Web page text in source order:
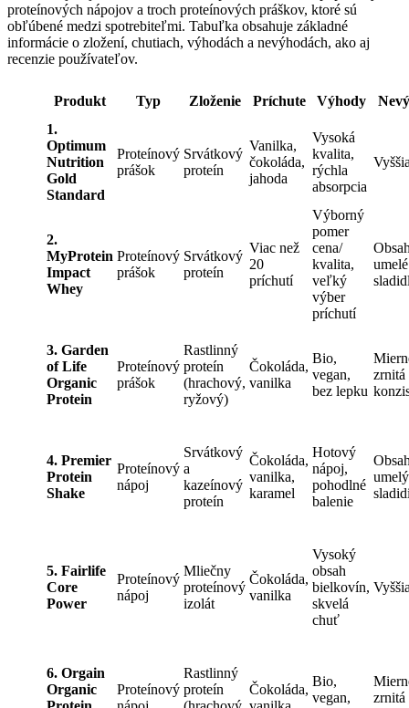
proteínových nápojov a troch proteínových práškov, ktoré sú
obľúbené medzi spotrebiteľmi. Tabuľka obsahuje základné
informácie o zložení, chutiach, výhodách a nevýhodách, ako aj
recenzie používateľov.
Produkt Typ Zloženie Príchute Výhody
1.
Optimum
Nutrition
Gold
Standard
Proteínový
prášok
Srvátkový
proteín
Vanilka,
čokoláda,
jahoda
Vysoká
kvalita,
rýchla
absorpcia
2.
MyProtein
Impact
Whey
Proteínový
prášok
Srvátkový
proteín
Viac než
20
príchutí
Výborný
pomer
cena/
kvalita,
veľký
výber
príchutí
umelé
3. Garden
of Life
Organic
Protein
Proteínový
prášok
Rastlinný
proteín
(hrachový,
ryžový)
Čokoláda,
vanilka
Bio,
vegan,
bez lepku
zrnitá
4. Premier
Protein
Shake
Proteínový
nápoj
Srvátkový
a
kazeínový
proteín
Čokoláda,
vanilka,
karamel
Hotový
nápoj,
pohodlné
balenie
5. Fairlife
Core
Power
Proteínový
nápoj
Mliečny
proteínový
izolát
Čokoláda,
vanilka
Vysoký
obsah
bielkovín,
skvelá
chuť
6. Orgain
Organic
Proteínový
Rastlinný
proteín
Čokoláda,
Bio,
vegan,
zrnitá